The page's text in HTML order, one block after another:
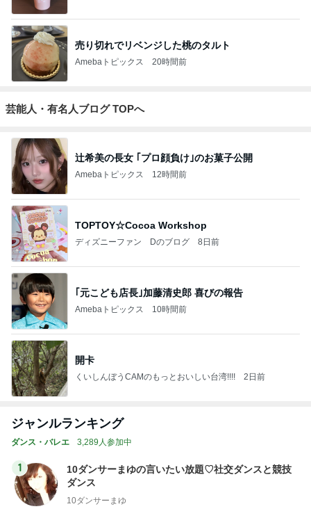
売り切れでリベンジした桃のタルト
Amebaトピックス 20時間前
芸能人・有名人ブログ TOPへ
辻希美の長女 ｢プロ顔負け｣のお菓子公開
Amebaトピックス 12時間前
TOPTOY☆Cocoa Workshop
ディズニーファン Dのブログ 8日前
｢元こども店長｣加藤清史郎 喜びの報告
Amebaトピックス 10時間前
開卡
くいしんぼうCAMのもっとおいしい台湾!!!! 2日前
ジャンルランキング
ダンス・バレエ 3,289人参加中
1
10ダンサーまゆの言いたい放題♡社交ダンスと競技
ダンス
10ダンサーまゆ